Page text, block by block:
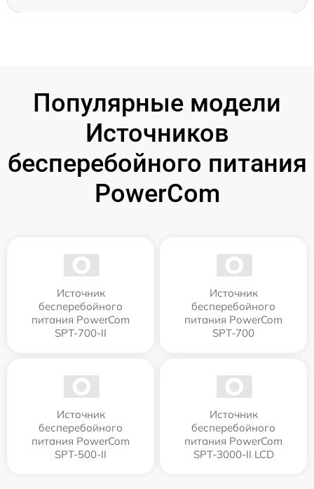
Популярные модели
Источников
бесперебойного питания
PowerCom
Источник
бесперебойного
питания PowerCom
SPT-700-II
Источник
бесперебойного
питания PowerCom
SPT-700
Источник
бесперебойного
питания PowerCom
SPT-500-II
Источник
бесперебойного
питания PowerCom
SPT-3000-II LCD